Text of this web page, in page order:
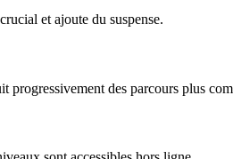
et ajoute du suspense.
des parcours plus